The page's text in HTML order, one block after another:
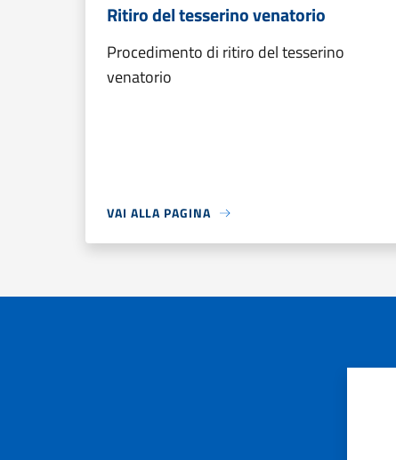
Ritiro del tesserino venatorio
Procedimento di ritiro del tesserino
venatorio
VAI ALLA PAGINA